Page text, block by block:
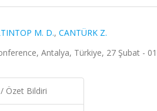
M. D., CANTÜRK Z.
Antalya, Türkiye, 27 Şubat -
Özet Bildiri